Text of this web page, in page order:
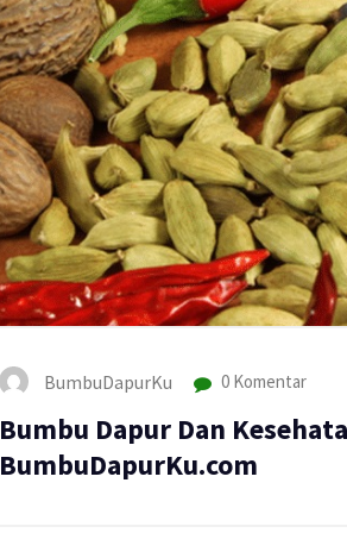
BumbuDapurKu 0 Komentar
Bumbu Dapur Dan
BumbuDapurKu.com